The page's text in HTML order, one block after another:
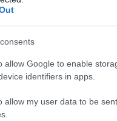
allow Google to enable
identifiers in apps.
allow my user data to be
e sarà
cosa spaventosa –
ogni sera”.